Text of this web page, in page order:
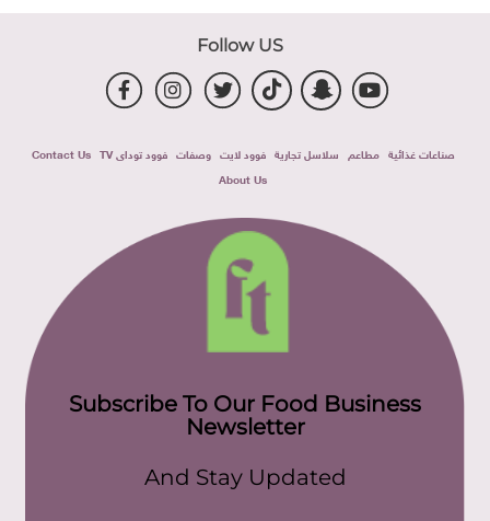
Follow US
صناعات غذائية مطاعم سلاسل تجارية فوود لايت وصفات فوود توداى TV
Contact Us
About Us
Subscribe To Our Food Business
Newsletter
And Stay Updated